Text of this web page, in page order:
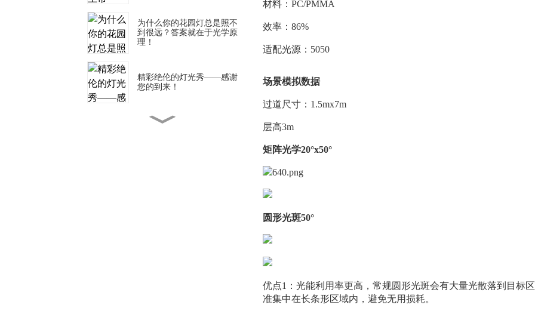
为什么你的花园灯总是照不
到很远？答案就在于光学原
理！
精彩绝伦的灯光秀——感谢
您的到来！
材料：PC/PMMA
效率：86%
适配光源：5050
场景模拟数据
过道尺寸：1.5mx7m
层高3m
矩阵光学20°x50°
圆形光斑50°
优点1：光能利用率更高，常规圆形光斑会有大量光散落到目标
准集中在长条形区域内，避免无用损耗。